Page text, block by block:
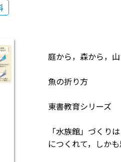
庭から，森から，
魚の折り方
東書教育シリーズ
「水族館」づくり
につくれて，しか